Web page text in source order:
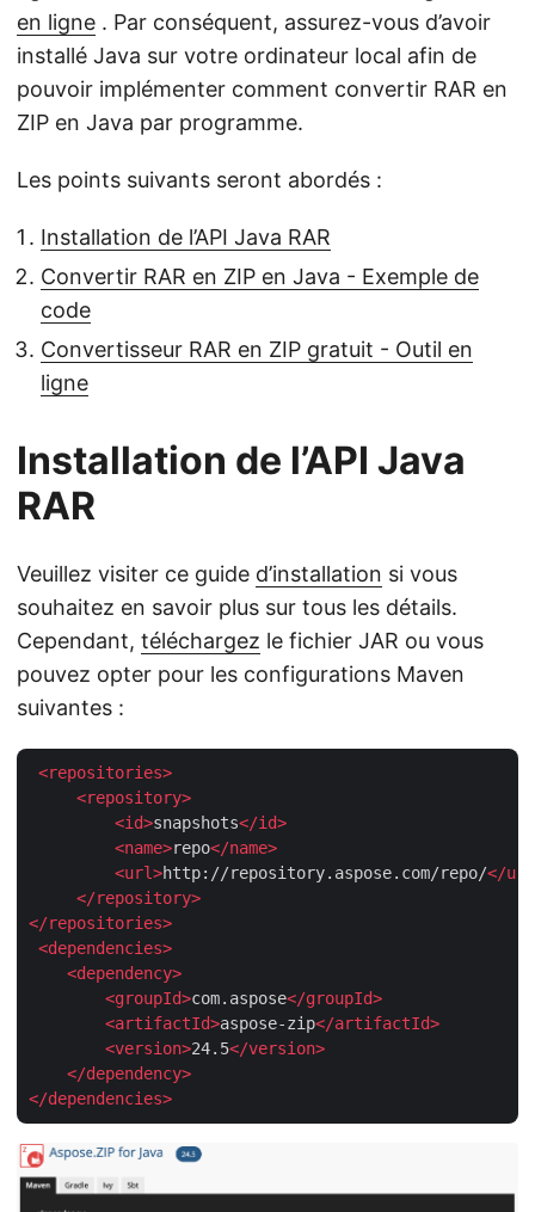
en ligne . Par conséquent, assurez-vous d’avoir
installé Java sur votre ordinateur local afin de
pouvoir implémenter comment convertir RAR en
ZIP en Java par programme.
Les points suivants seront abordés :
Installation de l’API Java RAR
Convertir RAR en ZIP en Java - Exemple de
code
Convertisseur RAR en ZIP gratuit - Outil en
ligne
Installation de l’API Java
RAR
Veuillez visiter ce guide d’installation si vous
souhaitez en savoir plus sur tous les détails.
Cependant, téléchargez le fichier JAR ou vous
pouvez opter pour les configurations Maven
suivantes :
<repositories>
<repository>
<id>snapshots</id>
<name>repo</name>
<url>http://repository.aspose.com/repo/</url
</repository>
</repositories>
<dependencies>
<dependency>
<groupId>com.aspose</groupId>
<artifactId>aspose-zip</artifactId>
<version>24.5</version>
</dependency>
</dependencies>